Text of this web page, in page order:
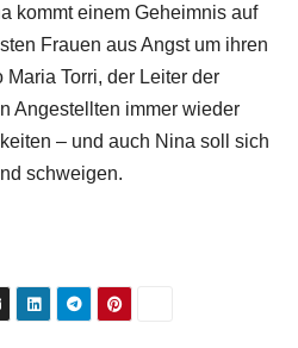
kommt einem Geheimnis auf
Frauen aus Angst um ihren
Torri, der Leiter der
Angestellten immer wieder
– und auch Nina soll sich
schweigen.